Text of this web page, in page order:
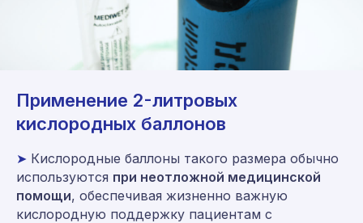
Применение 2-литровых
кислородных баллонов
➤ Кислородные баллоны такого размера обычно
используются при неотложной медицинской
помощи, обеспечивая жизненно важную
кислородную поддержку пациентам с